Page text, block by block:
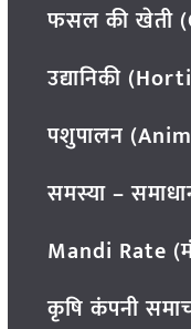
फसल की खेती
उद्यानिकी
पशुपालन
समस्या –
Mandi Rate
कृषि कंपनी